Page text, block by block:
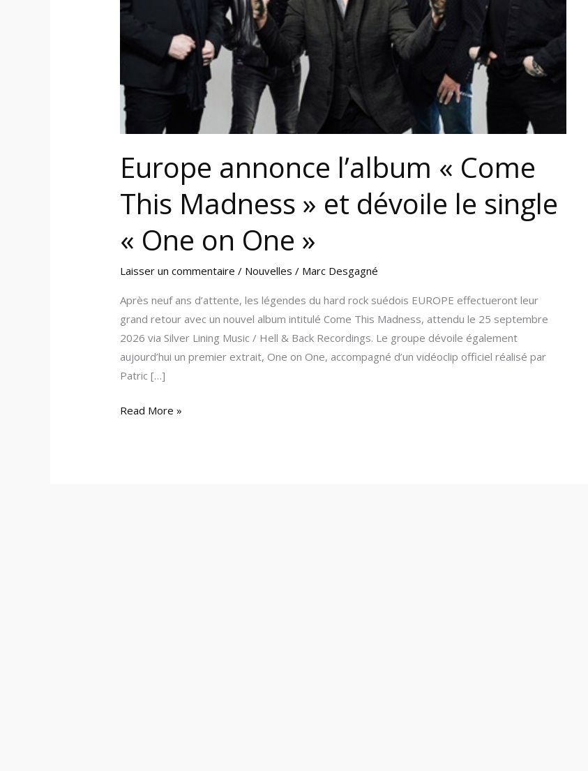
Europe annonce l’album « Come
This Madness » et dévoile le single
« One on One »
Laisser un commentaire / Nouvelles / Marc Desgagné
Après neuf ans d’attente, les légendes du hard rock suédois EUROPE effectueront leur
grand retour avec un nouvel album intitulé Come This Madness, attendu le 25 septembre
2026 via Silver Lining Music / Hell & Back Recordings. Le groupe dévoile également
aujourd’hui un premier extrait, One on One, accompagné d’un vidéoclip officiel réalisé par
Patric […]
le
« One
One »
Read More »